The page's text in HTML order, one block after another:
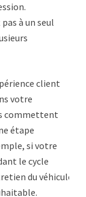
à un seul
client
votre
commettent
étape
si votre
le cycle
du véhicule,